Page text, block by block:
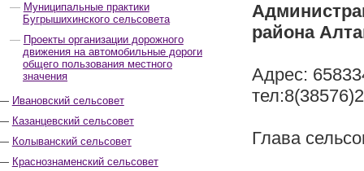
Муниципальные практики
Бугрышихинского сельсовета
Проекты организации дорожного
движения на автомобильные дороги
общего пользования местного
значения
Ивановский сельсовет
Казанцевский сельсовет
Колыванский сельсовет
Краснознаменский сельсовет
района
Адрес:
Глава